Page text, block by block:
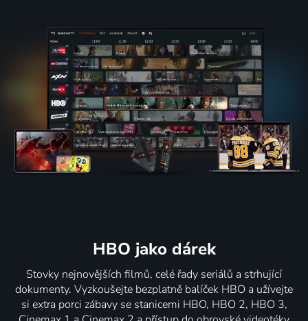
HBO jako dárek
Stovky nejnovějších filmů, celé řady seriálů a strhující
dokumenty. Vyzkoušejte bezplatně balíček HBO a užívejte
si extra porci zábavy se stanicemi HBO, HBO 2, HBO 3,